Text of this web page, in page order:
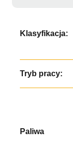
Klasyfikacja:
Tryb pracy:
Paliwa